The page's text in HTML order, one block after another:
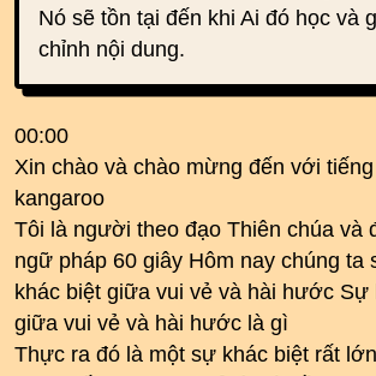
Nó sẽ tồn tại đến khi Ai đó học và
chỉnh nội dung.
00:00
Xin chào và chào mừng đến với tiếng
kangaroo
Tôi là người theo đạo Thiên chúa và
ngữ pháp 60 giây Hôm nay chúng ta
khác biệt giữa vui vẻ và hài hước Sự
giữa vui vẻ và hài hước là gì
Thực ra đó là một sự khác biệt rất